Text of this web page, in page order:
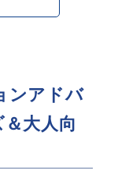
ンアドバ
大人向